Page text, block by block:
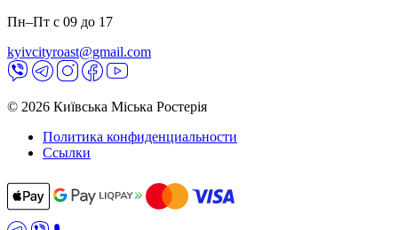
Пн–Пт с 09 до 17
kyivcityroast@gmail.com
© 2026 Київська Міська Ростерія
Политика конфиденциальности
Ссылки